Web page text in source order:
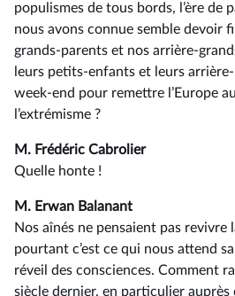
populismes de tous bords, l’ère de
nous avons connue semble devoir
grands-parents et nos arrière-
leurs petits-enfants et leurs
week-end pour remettre l’Europe
l’extrémisme ?
M. Frédéric Cabrolier
Quelle honte !
M. Erwan Balanant
Nos aînés ne pensaient pas revivre
pourtant c’est ce qui nous attend
réveil des consciences. Comment
siècle dernier, en particulier auprès